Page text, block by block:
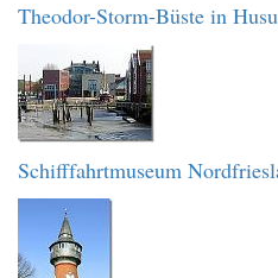
Theodor-Storm-Büste in
Schifffahrtmuseum